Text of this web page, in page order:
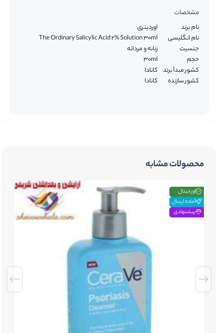
مشخصات
نام برند
اوردینری
نام انگلیسی
The Ordinary Salicylic Acid 2% Solution 30ml
جنسیت
زنانه و مردانه
حجم
30ml
کشور مبدأ برند کانادا
کشور سازنده
کانادا
محصولات مشابه
اورجینال
آماده ارسال
پیشنهادی